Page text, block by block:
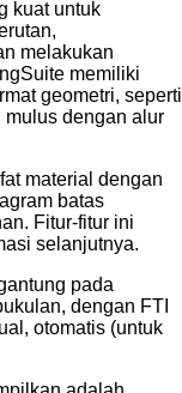
kuat untuk
melakukan
memiliki
geometri, seperti
mulus dengan alur
material dengan
batas
Fitur-fitur ini
selanjutnya.
pada
dengan FTI
otomatis (untuk